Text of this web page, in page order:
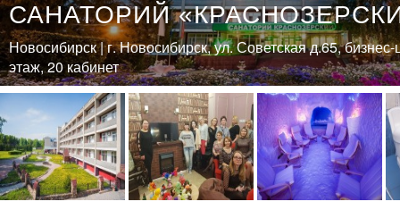
САНАТОРИЙ
Новосибирск | г. Новосибирск, ул. Советская д.65,
этаж, 20 кабинет